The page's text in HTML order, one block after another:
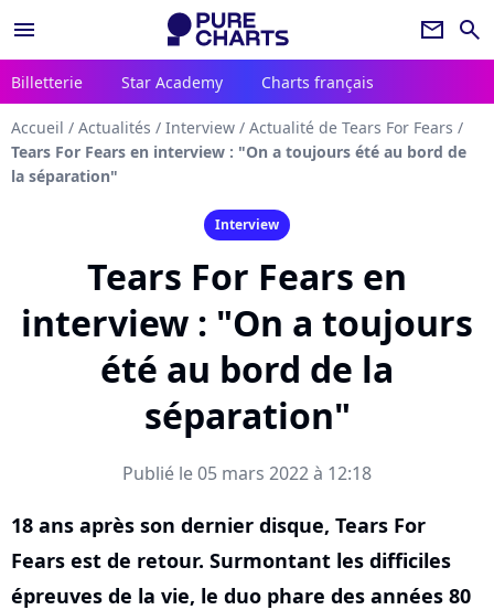
menu newsletter search
Billetterie Star Academy Charts français
Accueil / Actualités / Interview / Actualité de Tears For Fears /
Tears For Fears en interview : "On a toujours été au bord de
la séparation"
Interview
Tears For Fears en
interview : "On a toujours
été au bord de la
séparation"
Publié le 05 mars 2022 à 12:18
18 ans après son dernier disque, Tears For
Fears est de retour. Surmontant les difficiles
épreuves de la vie, le duo phare des années 80